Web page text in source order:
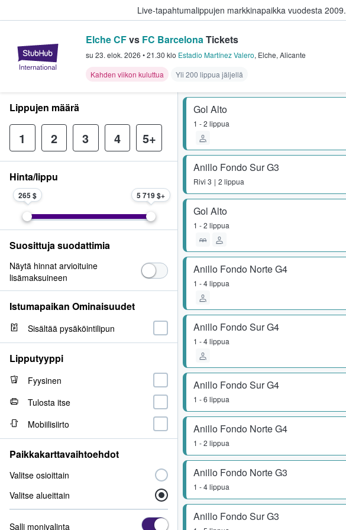
Live-tapahtumalippujen markkinapaikka vuodesta 2009.
StubHub - missä fanit ostavat ja myyvät lippuja
Elche CFvs FC BarcelonaTickets
su 23. elok. 2026 •21.30 klo Estadio Martínez Valero, Elche, Alicante
Kahden viikon kuluttua
Yli 200 lippua jäljellä
Gol Alto
1 - 2 lippua
Anillo Fondo Sur G3
Rivi 3 2 lippua
Gol Alto
1 - 2 lippua
Anillo Fondo Norte G4
1 - 4 lippua
Anillo Fondo Sur G4
1 - 4 lippua
Anillo Fondo Sur G4
1 - 6 lippua
Anillo Fondo Norte G4
1 - 2 lippua
Anillo Fondo Norte G3
1 - 4 lippua
Anillo Fondo Sur G3
Lippujen määrä
1 2 3 4 5+
Hinta/lippu
265 $ 5 719 $
Suosittuja suodattimia
Näytä hinnat arvioituine
lisämaksuineen
Istumapaikan Ominaisuudet
Sisältää pysäköintilipun
Lipputyyppi
Fyysinen
Tulosta itse
Mobiilisiirto
Paikkakarttavaihtoehdot
Valitse osioittain
Valitse alueittain
Salli monivalinta